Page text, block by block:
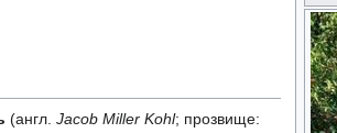
(англ. Jacob Miller Kohl; прозвище: